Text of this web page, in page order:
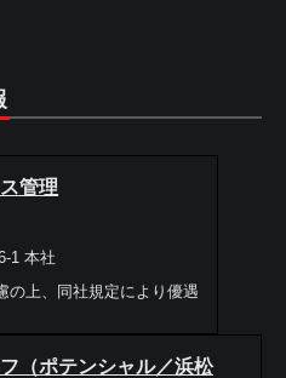
管理
1 本社
の上、同社規定により優遇
（ポテンシャル／浜松